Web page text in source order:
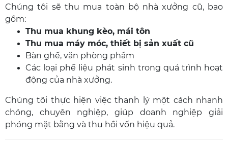
Chúng tôi sẽ thu mua toàn bộ nhà xưởng cũ, bao
gồm:
Thu mua khung kèo, mái tôn
Thu mua máy móc, thiết bị sản xuất cũ
Bàn ghế, văn phòng phẩm
Các loại phế liệu phát sinh trong quá trình hoạt
động của nhà xưởng.
Chúng tôi thực hiện việc thanh lý một cách nhanh
chóng, chuyên nghiệp, giúp doanh nghiệp giải
phóng mặt bằng và thu hồi vốn hiệu quả.